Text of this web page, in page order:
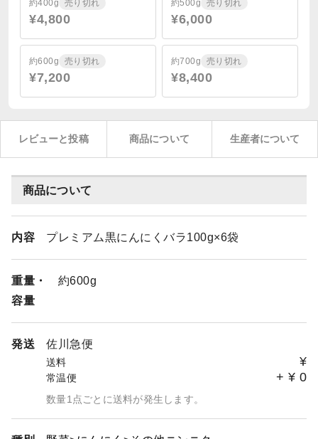
約400g 売り切れ
¥4,800
約500g 売り切れ
¥6,000
約600g 売り切れ
¥7,200
約700g 売り切れ
¥8,400
レビューと投稿 商品について 生産者について
商品について
内容 プレミアム黒にんにくバラ100g×6袋
重量・
容量
約600g
発送 佐川急便
送料 ¥
常温便 + ¥ 0
数量1点ごとに送料が発生します。